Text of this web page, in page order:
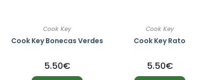
Cook Key
Cook Key Bonecas Verdes
5.50€
Cook Key
Cook Key Rato
5.50€